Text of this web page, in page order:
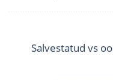
Salvestatud vs